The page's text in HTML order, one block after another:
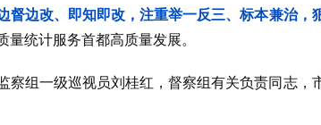
督边改、即知即改，注重举一反三、标本兼治，
统计服务首都高质量发展。
察组一级巡视员刘桂红，督察组有关负责同志，